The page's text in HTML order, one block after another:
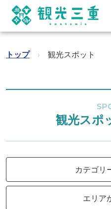
トップ › 観光スポット
観光スポ
カテゴリ
エリア